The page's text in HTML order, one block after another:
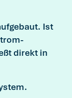
Ist
direkt in